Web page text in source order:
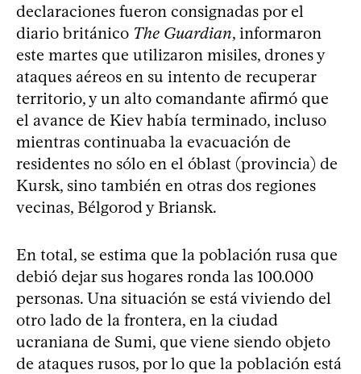
declaraciones fueron consignadas por el
diario británico The Guardian, informaron
este martes que utilizaron misiles, drones y
ataques aéreos en su intento de recuperar
territorio, y un alto comandante afirmó que
el avance de Kiev había terminado, incluso
mientras continuaba la evacuación de
residentes no sólo en el óblast (provincia) de
Kursk, sino también en otras dos regiones
vecinas, Bélgorod y Briansk.
En total, se estima que la población rusa que
debió dejar sus hogares ronda las 100.000
personas. Una situación se está viviendo del
otro lado de la frontera, en la ciudad
ucraniana de Sumi, que viene siendo objeto
de ataques rusos, por lo que la población está